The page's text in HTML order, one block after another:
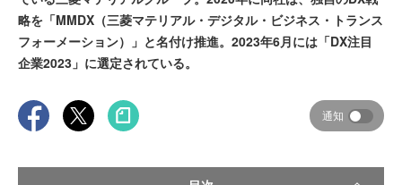
略を「MMDX（三菱マテリアル・デジタル・ビジネス・トランス
フォーメーション）」と名付け推進。2023年6月には「DX注目
企業2023」に選定されている。
通知